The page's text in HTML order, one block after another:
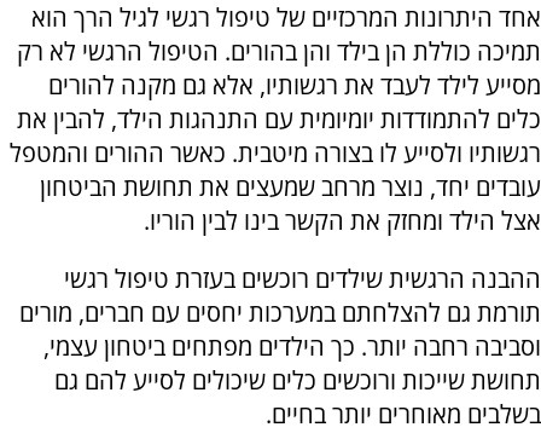
אחד היתרונות המרכזיים של טיפול רגשי לגיל הרך הוא
תמיכה כוללת הן בילד והן בהורים. הטיפול הרגשי לא רק
מסייע לילד לעבד את רגשותיו, אלא גם מקנה להורים
כלים להתמודדות יומיומית עם התנהגות הילד, להבין את
רגשותיו ולסייע לו בצורה מיטבית. כאשר ההורים והמטפל
עובדים יחד, נוצר מרחב שמעצים את תחושת הביטחון
אצל הילד ומחזק את הקשר בינו לבין הוריו.
ההבנה הרגשית שילדים רוכשים בעזרת טיפול רגשי
תורמת גם להצלחתם במערכות יחסים עם חברים, מורים
וסביבה רחבה יותר. כך הילדים מפתחים ביטחון עצמי,
תחושת שייכות ורוכשים כלים שיכולים לסייע להם גם
בשלבים מאוחרים יותר בחיים.